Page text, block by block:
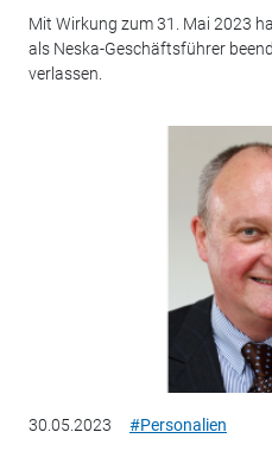
Mit Wirkung zum 31. Mai 2023
als Neska-Geschäftsführer
verlassen.
30.05.2023 #Personalien